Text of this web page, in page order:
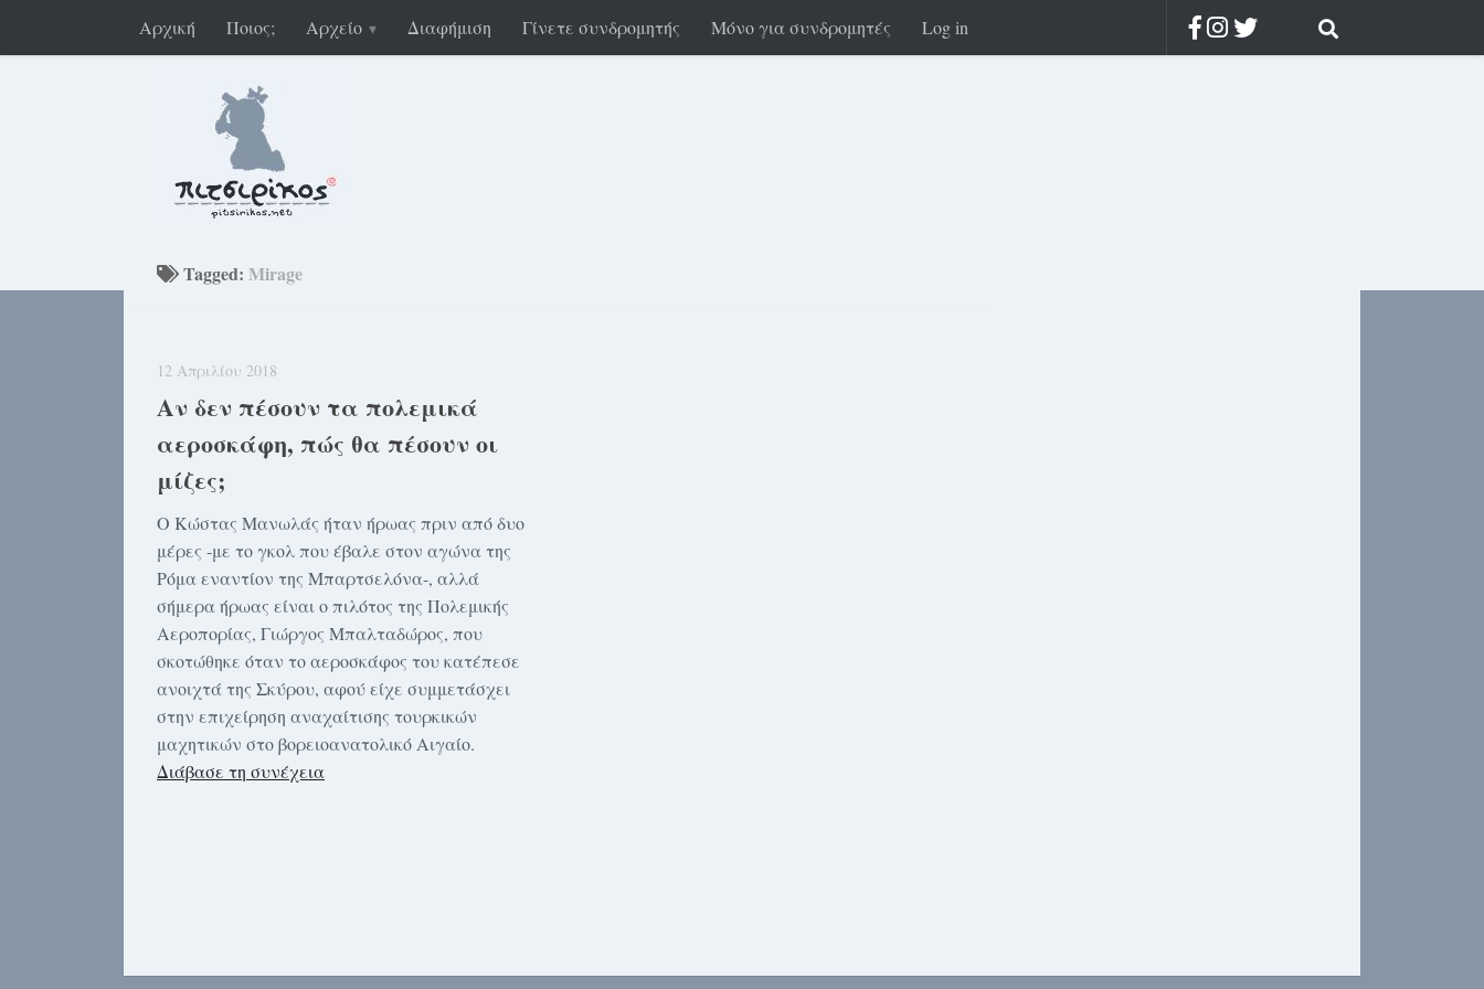
Αρχική Ποιος; Αρχείο Διαφήμιση Γίνετε συνδρομητής Μόνο για συνδρομητές Log in
Tagged: Mirage
12 Απριλίου 2018
Αν δεν πέσουν τα πολεμικά
αεροσκάφη, πώς θα πέσουν οι
μίζες;
Ο Κώστας Μανωλάς ήταν ήρωας πριν από δυο
μέρες -με το γκολ που έβαλε στον αγώνα της
Ρόμα εναντίον της Μπαρτσελόνα-, αλλά
σήμερα ήρωας είναι ο πιλότος της Πολεμικής
Αεροπορίας, Γιώργος Μπαλταδώρος, που
σκοτώθηκε όταν το αεροσκάφος του κατέπεσε
ανοιχτά της Σκύρου, αφού είχε συμμετάσχει
στην επιχείρηση αναχαίτισης τουρκικών
μαχητικών στο βορειοανατολικό Αιγαίο.
Διάβασε τη συνέχεια